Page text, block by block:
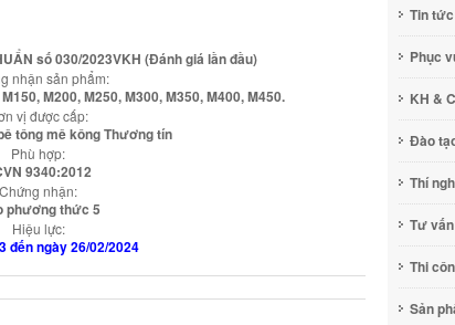
số 030/2023VKH (Đánh giá lần đầu)
nhận sản phẩm:
M200, M250, M300, M350, M400, M450.
vị được cấp:
tông mê kông Thương tín
Phù hợp:
9340:2012
Chứng nhận:
phương thức 5
Hiệu lực:
đến ngày 26/02/2024
Tin tức
Phục
KH &
Đào
Thí
Tư vấn
Thi
Sản